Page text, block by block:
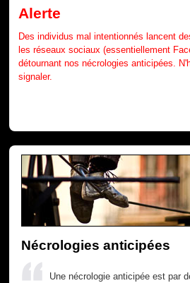
Alerte
Des individus mal intentionnés lancent
les réseaux sociaux (essentiellement
détournant nos nécrologies anticipées.
signaler.
Nécrologies anticipées
Une nécrologie anticipée est par